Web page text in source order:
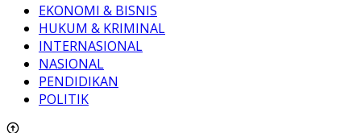
EKONOMI & BISNIS
HUKUM & KRIMINAL
INTERNASIONAL
NASIONAL
PENDIDIKAN
POLITIK